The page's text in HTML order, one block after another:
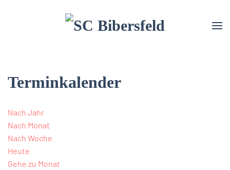
Terminkalender
Nach Jahr
Nach Monat
Nach Woche
Heute
Gehe zu Monat